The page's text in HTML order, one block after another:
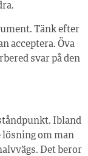
Tänk efter
acceptera. Öva
svar på den
Ibland
om man
Det beror